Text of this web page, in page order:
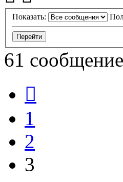
Показать:
61 сообщение
1
2
3